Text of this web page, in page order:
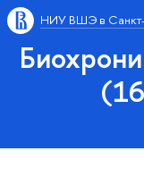
НИУ ВШЭ в